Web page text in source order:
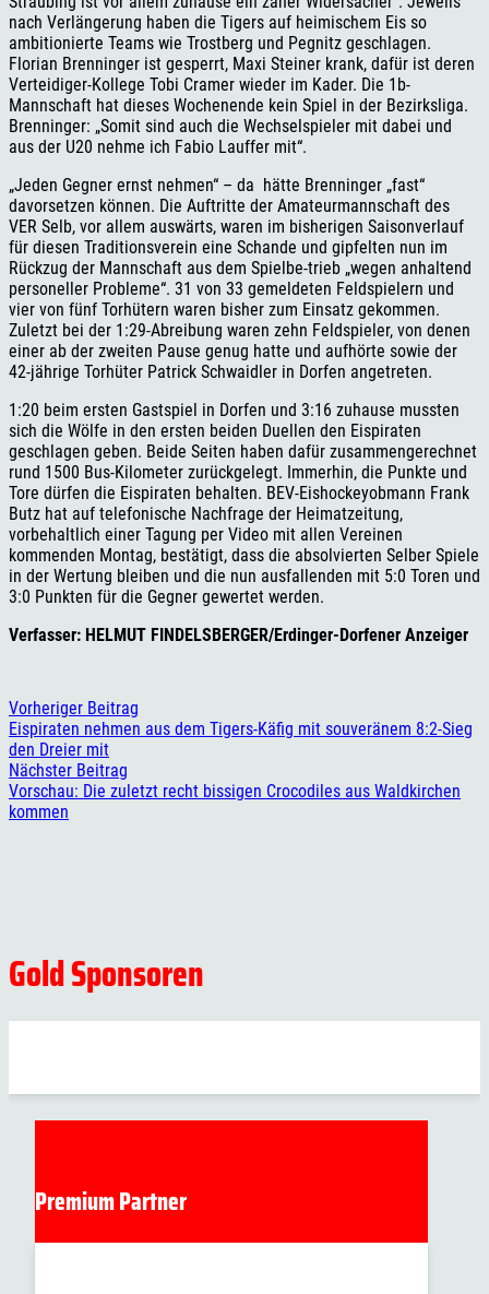
nach Verlängerung haben die Tigers auf heimischem Eis so
ambitionierte Teams wie Trostberg und Pegnitz geschlagen.
Florian Brenninger ist gesperrt, Maxi Steiner krank, dafür ist deren
Verteidiger-Kollege Tobi Cramer wieder im Kader. Die 1b-
Mannschaft hat dieses Wochenende kein Spiel in der Bezirksliga.
Brenninger: „Somit sind auch die Wechselspieler mit dabei und
aus der U20 nehme ich Fabio Lauffer mit“.
„Jeden Gegner ernst nehmen“ – da hätte Brenninger „fast“
davorsetzen können. Die Auftritte der Amateurmannschaft des
VER Selb, vor allem auswärts, waren im bisherigen Saisonverlauf
für diesen Traditionsverein eine Schande und gipfelten nun im
Rückzug der Mannschaft aus dem Spielbe-trieb „wegen anhaltend
personeller Probleme“. 31 von 33 gemeldeten Feldspielern und
vier von fünf Torhütern waren bisher zum Einsatz gekommen.
Zuletzt bei der 1:29-Abreibung waren zehn Feldspieler, von denen
einer ab der zweiten Pause genug hatte und aufhörte sowie der
42-jährige Torhüter Patrick Schwaidler in Dorfen angetreten.
1:20 beim ersten Gastspiel in Dorfen und 3:16 zuhause mussten
sich die Wölfe in den ersten beiden Duellen den Eispiraten
geschlagen geben. Beide Seiten haben dafür zusammengerechnet
rund 1500 Bus-Kilometer zurückgelegt. Immerhin, die Punkte und
Tore dürfen die Eispiraten behalten. BEV-Eishockeyobmann Frank
Butz hat auf telefonische Nachfrage der Heimatzeitung,
vorbehaltlich einer Tagung per Video mit allen Vereinen
kommenden Montag, bestätigt, dass die absolvierten Selber Spiele
in der Wertung bleiben und die nun ausfallenden mit 5:0 Toren und
3:0 Punkten für die Gegner gewertet werden.
Verfasser: HELMUT FINDELSBERGER/Erdinger-Dorfener Anzeiger
Vorheriger Beitrag
Eispiraten nehmen aus dem Tigers-Käfig mit souveränem 8:2-Sieg
den Dreier mit
Nächster Beitrag
Vorschau: Die zuletzt recht bissigen Crocodiles aus Waldkirchen
kommen
Gold Sponsoren
Premium Partner